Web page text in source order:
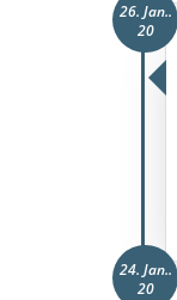
26. Jan..
20
24. Jan..
20